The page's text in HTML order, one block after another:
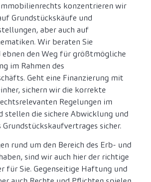
konzentrieren wir
Grundstückskäufe und
aber auch auf
Wir beraten Sie
den Weg für größtmögliche
im Rahmen des
Geht eine Finanzierung mit
sichern wir die korrekte
Regelungen im
stellen die sichere Abwicklung und
sicher.
rund um den Bereich des Erb- und
sind wir auch hier der richtige
für Sie. Gegenseitige Haftung und